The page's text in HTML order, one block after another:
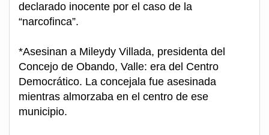
declarado inocente por el caso de la
“narcofinca”.
*Asesinan a Mileydy Villada, presidenta del
Concejo de Obando, Valle: era del Centro
Democrático. La concejala fue asesinada
mientras almorzaba en el centro de ese
municipio.